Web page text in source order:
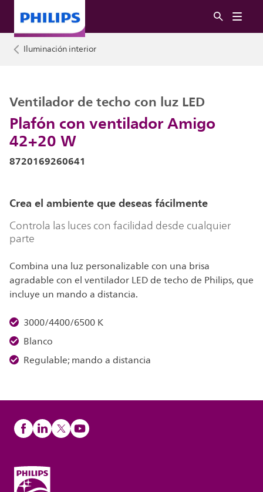
Iluminación interior
Plafón con ventilador Amigo
42+20 W
Ventilador de techo con luz LED
8720169260641
Crea el ambiente que deseas fácilmente
Controla las luces con facilidad desde cualquier
parte
Combina una luz personalizable con una brisa
agradable con el ventilador LED de techo de Philips, que
incluye un mando a distancia.
3000/4400/6500 K
Blanco
Regulable; mando a distancia